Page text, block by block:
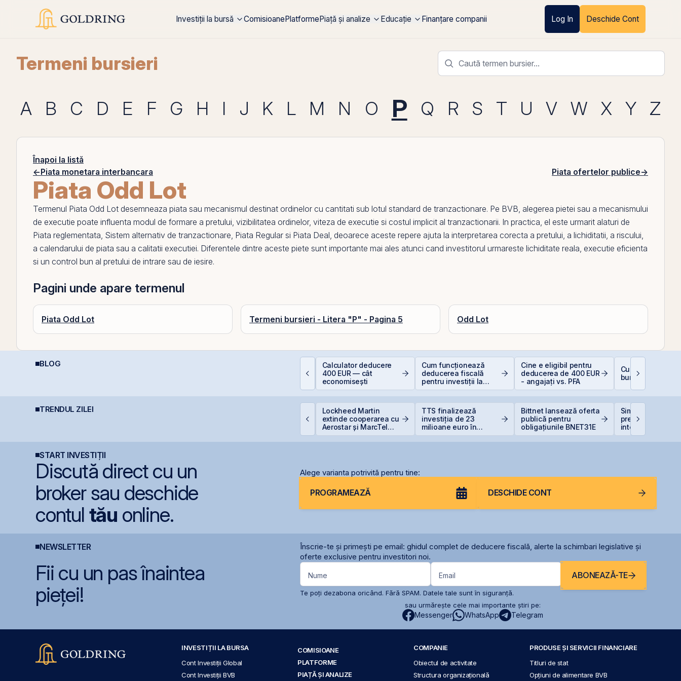
Investiții la bursă ComisioanePlatformePiață și analize Educație Finanțare companii Log In Deschide Cont
Termeni bursieri
A B C D E F G H I J K L M N O P Q R S T U V W X Y Z
Înapoi la listă
←Piata monetara interbancara Piata ofertelor publice→
Piata Odd Lot
Termenul Piata Odd Lot desemneaza piata sau mecanismul destinat ordinelor cu cantitati sub lotul standard de tranzactionare. Pe BVB, alegerea pietei sau a mecanismului
de executie poate influenta modul de formare a pretului, vizibilitatea ordinelor, viteza de executie si costul implicit al tranzactionarii. In practica, el este urmarit alaturi de
Piata reglementata, Sistem alternativ de tranzactionare, Piata Regular si Piata Deal, deoarece aceste repere ajuta la interpretarea corecta a pretului, a lichiditatii, a riscului,
a calendarului de piata sau a calitatii executiei. Diferentele dintre aceste piete sunt importante mai ales atunci cand investitorul urmareste lichiditate reala, executie eficienta
si un control bun al pretului de intrare sau de iesire.
Pagini unde apare termenul
Piata Odd Lot Termeni bursieri - Litera "P" - Pagina 5 Odd Lot
BLOG
REIT-urile de
Calculator deducere
400 EUR — cât
economisești
Cum funcționează
deducerea fiscală
pentru investiții la
bursă
Cine e eligibil pentru
deducerea de 400 EUR
- angajați vs. PFA
Cum deschizi
bursă în 10
TRENDUL ZILEI
Digi Spain stabilește
Lockheed Martin
extinde cooperarea cu
Aerostar și MarcTel
TTS finalizează
investiția de 23
milioane euro în
Bittnet lansează oferta
publică pentru
obligațiunile BNET31E
Simtel își extinde
prezența
internațională
deschiderea unei
START INVESTIȚII
Discută direct cu un
broker sau deschide
contul tău online.
Alege varianta potrivită pentru tine:
PROGRAMEAZĂ DESCHIDE CONT
NEWSLETTER
Înscrie-te și primești pe email: ghidul complet de deducere fiscală, alerte la schimbari legislative și
oferte exclusive pentru investitori noi.
Fii cu un pas înaintea
pieței!
Nume Email ABONEAZĂ-TE
Te poți dezabona oricând. Fără SPAM. Datele tale sunt în siguranță.
sau urmărește cele mai importante știri pe:
Messenger WhatsApp Telegram
INVESTIȚII LA BURSA
Cont Investiții Global
Cont Investiții BVB
COMISIOANE
PLATFORME
PIAȚĂ ȘI ANALIZE
COMPANIE
Obiectul de activitate
Structura organizațională
PRODUSE ȘI SERVICII FINANCIARE
Titluri de stat
Opțiuni de alimentare BVB